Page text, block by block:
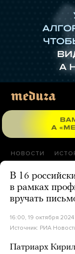
НОВОСТИ
В 16
в рамках
вручать
16:00, 19 октября 2024
Источник: РИА
Патриарх